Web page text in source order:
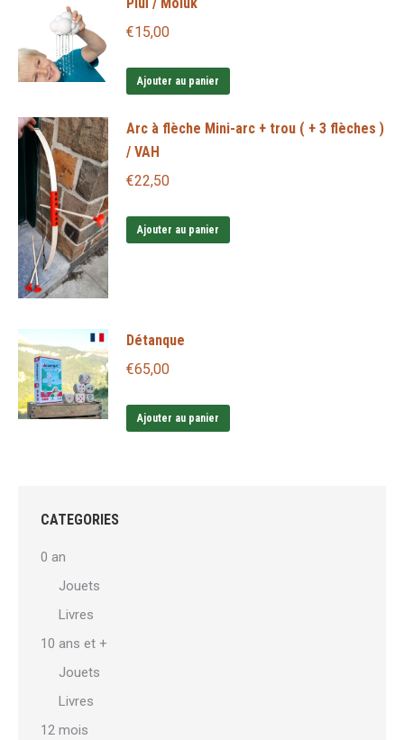
€15,00
Ajouter au panier
Arc à flèche Mini-arc + trou ( + 3 flèches )
/ VAH
€22,50
Ajouter au panier
Détanque
€65,00
Ajouter au panier
CATEGORIES
0 an
Jouets
Livres
10 ans et +
Jouets
Livres
12 mois